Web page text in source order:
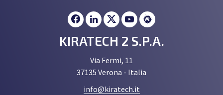
KIRATECH 2 S.P.A.
Via Fermi, 11
37135 Verona - Italia
info@kiratech.it